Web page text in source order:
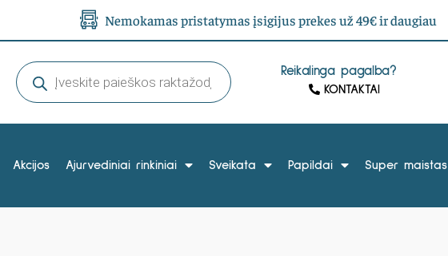
Nemokamas pristatymas įsigijus prekes už 49€ ir daugiau
Reikalinga pagalba?
KONTAKTAI
Akcijos Ajurvediniai rinkiniai Sveikata Papildai Super maistas